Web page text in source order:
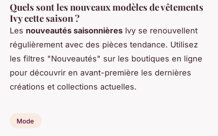
Quels sont les nouveaux modèles de vêtements
Ivy cette saison ?
Les nouveautés saisonnières Ivy se renouvellent
régulièrement avec des pièces tendance. Utilisez
les filtres "Nouveautés" sur les boutiques en ligne
pour découvrir en avant-première les dernières
créations et collections actuelles.
Mode